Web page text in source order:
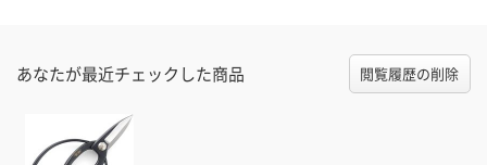
あなたが最近チェックした商品 閲覧履歴の削除